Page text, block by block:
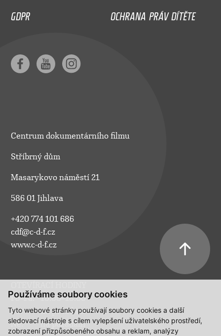
Používáme soubory cookies
Tyto webové stránky používají soubory cookies a další
sledovací nástroje s cílem vylepšení uživatelského prostředí,
zobrazení přizpůsobeného obsahu a reklam, analýzy
GDPR
OCHRANA PRÁV DÍTĚTE
Centrum dokumentárního filmu
Stříbrný dům
Masarykovo náměstí 21
586 01 Jihlava
+420 774 101 686
cdf@c-d-f.cz
www.c-d-f.cz
Po–Pá:
10.00–18.00
So:
na požádání
Ne:
na požádání